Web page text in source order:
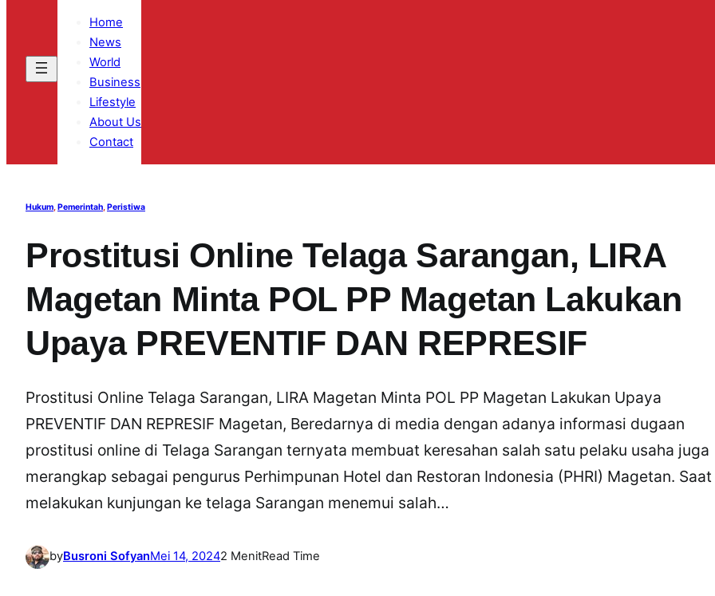
Home
News
World
Business
Lifestyle
About Us
Contact
Hukum, Pemerintah, Peristiwa
Prostitusi Online Telaga Sarangan, LIRA
Magetan Minta POL PP Magetan Lakukan
Upaya PREVENTIF DAN REPRESIF
Prostitusi Online Telaga Sarangan, LIRA Magetan Minta POL PP Magetan Lakukan Upaya
PREVENTIF DAN REPRESIF Magetan, Beredarnya di media dengan adanya informasi dugaan
prostitusi online di Telaga Sarangan ternyata membuat keresahan salah satu pelaku usaha juga
merangkap sebagai pengurus Perhimpunan Hotel dan Restoran Indonesia (PHRI) Magetan.
melakukan kunjungan ke telaga Sarangan menemui salah…
byBusroni SofyanMei 14, 20242 MenitRead Time